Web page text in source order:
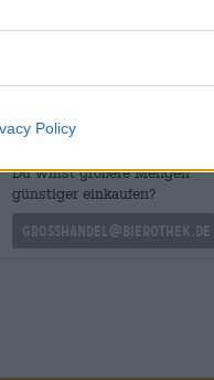
Policy
al palato il pane
lievito completano gli
Du willst größere Mengen
günstiger einkaufen?
grosshandel@bierothek.de